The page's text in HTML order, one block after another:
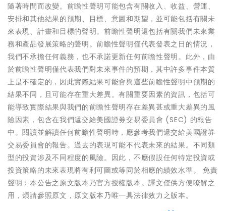
隨著時間而改變。前瞻性聲明可能包含有關收入、收益、營運、
安排和其他結果的預期、目標、意圖和期望，並可能包括有關未
來表現、計畫和目標的聲明。前瞻性聲明還包括有關我們未來業
務和產品發展策略的聲明。前瞻性聲明僅代表發表之日的情況，
我們不承擔任何義務，也不承諾更新任何前瞻性聲明。此外，由
於前瞻性聲明僅代表我們對未來事件的預期，其中許多事件本質
上是不確定的，因此實際結果可能會與這些前瞻性聲明中預期的
結果不同，且可能存在重大差異。有關重要因素的資訊，包括可
能導致實際結果與我們的前瞻性聲明存在差異甚或重大差異的風
險因素，包含在我們遞交給美國證券交易委員會 (SEC) 的報告
中。閱讀並解讀任何前瞻性聲明時，應參考我們遞交給美國證券
交易委員會的報告。過去的表現可能不代表未來的結果。不同類
型的投資涉及不同程度的風險。因此，不應假設任何特定投資或
投資策略的未來表現將有利可圖或等同於相應的績效水準。 免責
聲明：本公告之原文版本乃官方授權版本。譯文僅供方便瞭解之
用，煩請參照原文，原文版本乃唯一具法律效力之版本。